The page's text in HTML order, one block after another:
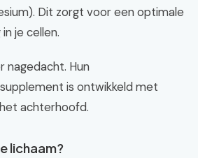
Dit zorgt voor een optimale
je cellen.
nagedacht. Hun
is ontwikkeld met
achterhoofd.
lichaam?